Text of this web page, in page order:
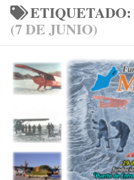
ETIQUETADO:
(7 DE JUNIO)